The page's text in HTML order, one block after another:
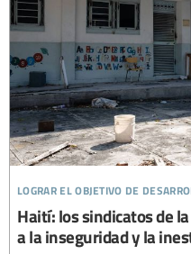
lograr el objetivo de
Haití: los sindicatos de
a la inseguridad y la